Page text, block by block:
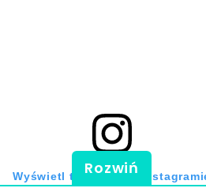
Wyświetl ten post na
Rozwiń